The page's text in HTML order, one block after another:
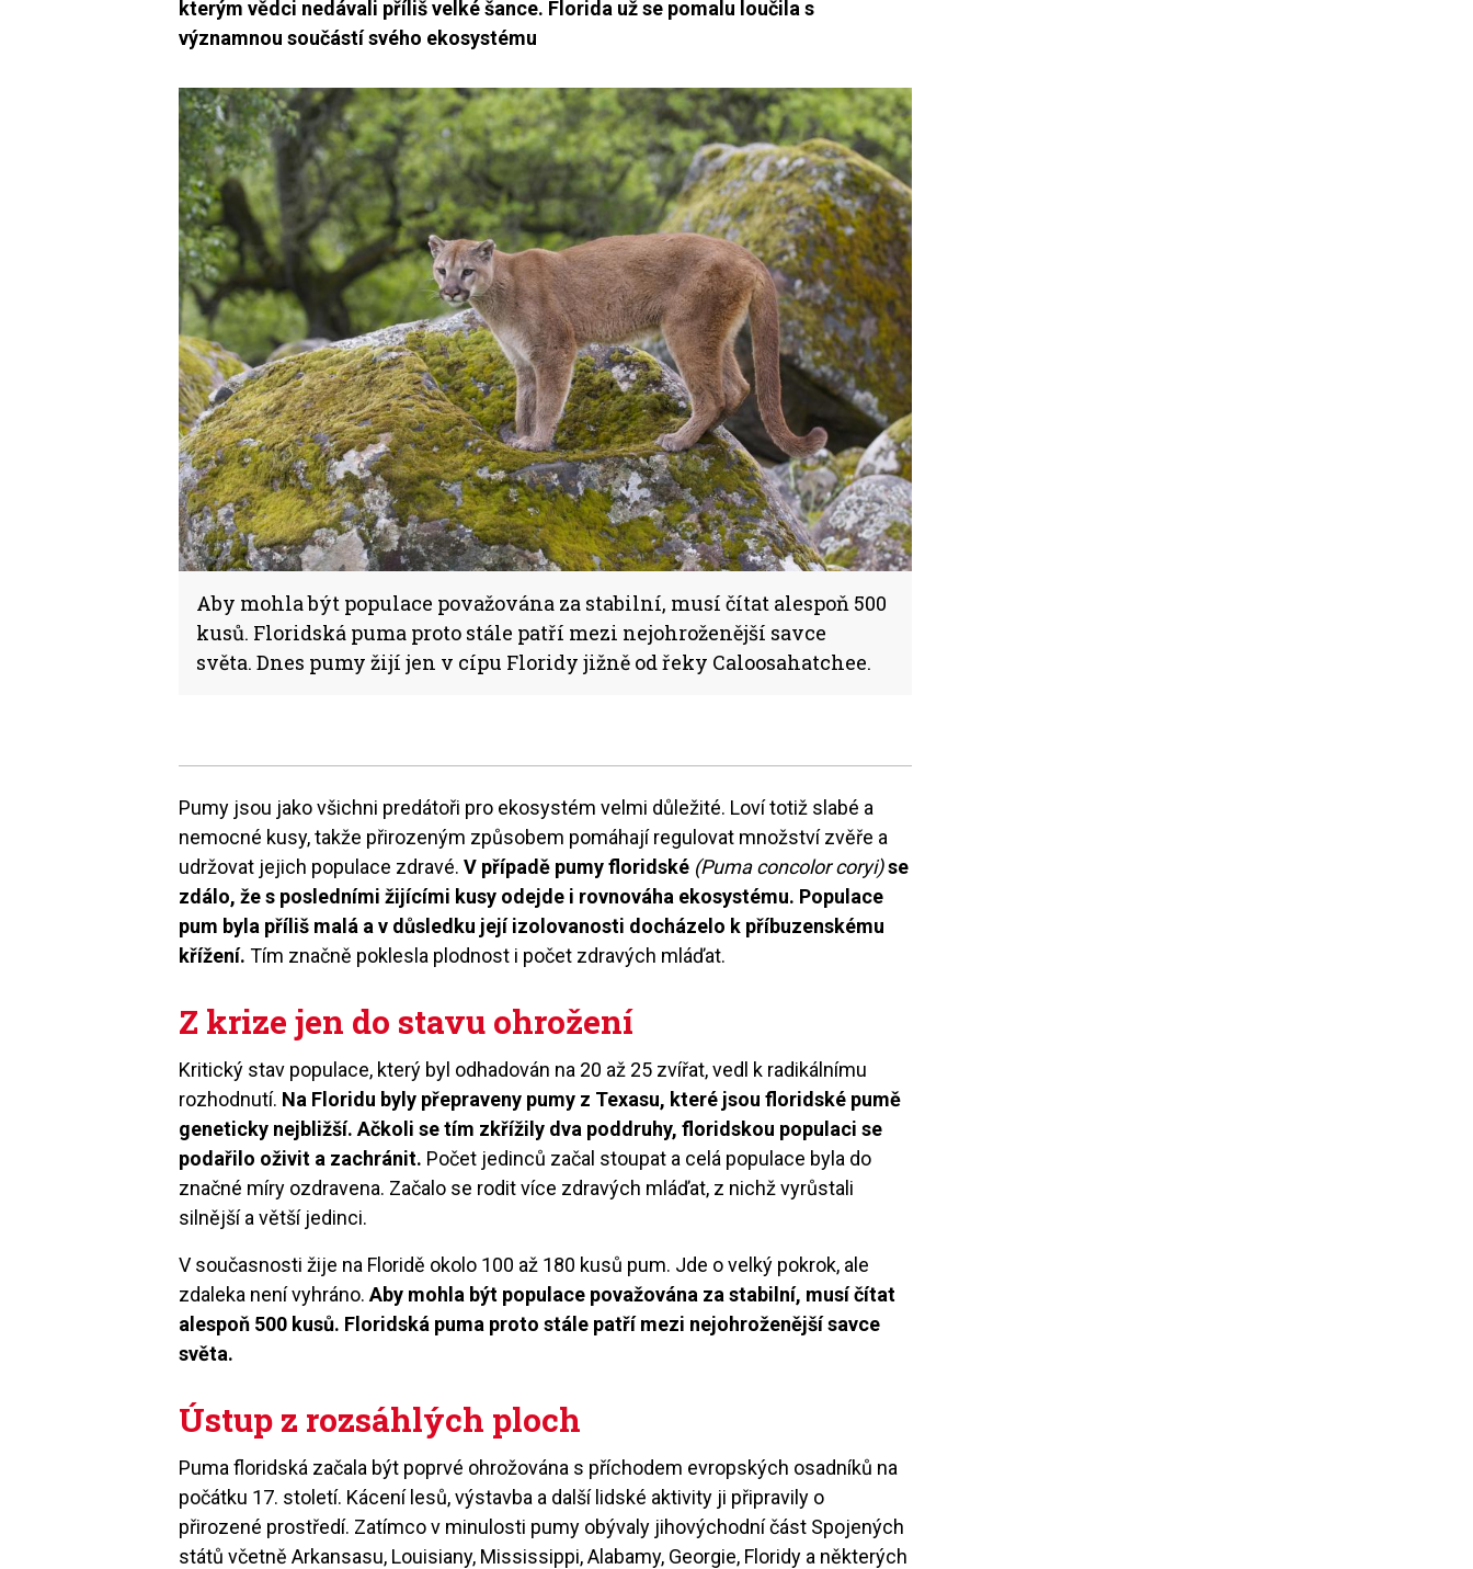
kterým vědci nedávali příliš velké šance. Florida už se pomalu loučila s
významnou součástí svého ekosystému
Aby mohla být populace považována za stabilní, musí čítat alespoň 500
kusů. Floridská puma proto stále patří mezi nejohroženější savce
světa. Dnes pumy žijí jen v cípu Floridy jižně od řeky Caloosahatchee.
Pumy jsou jako všichni predátoři pro ekosystém velmi důležité. Loví totiž slabé a
nemocné kusy, takže přirozeným způsobem pomáhají regulovat množství zvěře a
udržovat jejich populace zdravé.V případě pumy floridské (Puma concolor coryi)se
zdálo, že s posledními žijícími kusy odejde i rovnováha ekosystému. Populace
pum byla příliš malá a v důsledku její izolovanosti docházelo k příbuzenskému
křížení. Tím značně poklesla plodnost i počet zdravých mláďat.
Z krize jen do stavu ohrožení
Kritický stav populace, který byl odhadován na 20 až 25 zvířat, vedl k radikálnímu
rozhodnutí. Na Floridu byly přepraveny pumy z Texasu, které jsou floridské pumě
geneticky nejbližší. Ačkoli se tím zkřížily dva poddruhy, floridskou populaci se
podařilo oživit a zachránit. Počet jedinců začal stoupat a celá populace byla do
značné míry ozdravena. Začalo se rodit více zdravých mláďat, z nichž vyrůstali
silnější a větší jedinci.
V současnosti žije na Floridě okolo 100 až 180 kusů pum. Jde o velký pokrok, ale
zdaleka není vyhráno.Aby mohla být populace považována za stabilní, musí čítat
alespoň 500 kusů. Floridská puma proto stále patří mezi nejohroženější savce
světa.
Ústup z rozsáhlých ploch
Puma floridská začala být poprvé ohrožována s příchodem evropských osadníků na
počátku 17. století. Kácení lesů, výstavba a další lidské aktivity ji připravily o
přirozené prostředí. Zatímco v minulosti pumy obývaly jihovýchodní část Spojených
států včetně Arkansasu, Louisiany, Mississippi, Alabamy, Georgie, Floridy a některých